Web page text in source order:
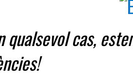
qualsevol cas,